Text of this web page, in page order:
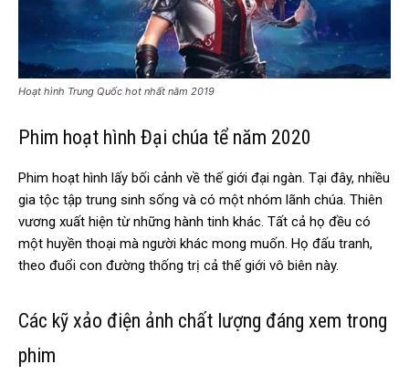
Hoạt hình Trung Quốc hot nhất năm 2019
Phim hoạt hình Đại chúa tể năm 2020
Phim hoạt hình lấy bối cảnh về thế giới đại ngàn. Tại đây, nhiều
gia tộc tập trung sinh sống và có một nhóm lãnh chúa. Thiên
vương xuất hiện từ những hành tinh khác. Tất cả họ đều có
một huyền thoại mà người khác mong muốn. Họ đấu tranh,
theo đuổi con đường thống trị cả thế giới vô biên này.
Các kỹ xảo điện ảnh chất lượng đáng xem trong
phim